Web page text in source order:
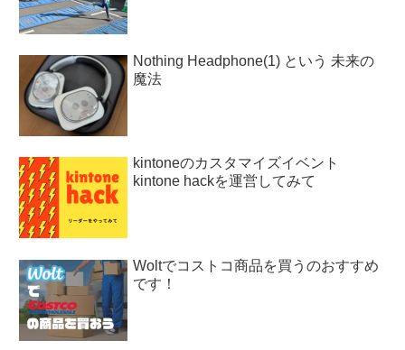
Nothing Headphone(1) という 未来の
魔法
kintoneのカスタマイズイベント
kintone hackを運営してみて
Woltでコストコ商品を買うのおすすめ
です！